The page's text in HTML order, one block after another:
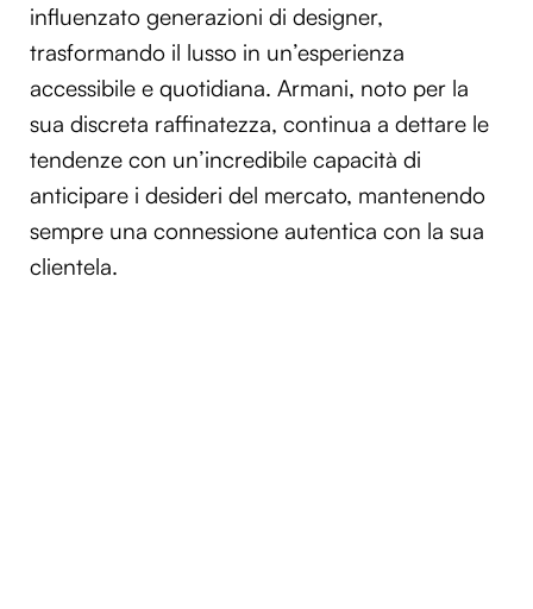
influenzato generazioni di designer,
trasformando il lusso in un’esperienza
accessibile e quotidiana. Armani, noto per la
sua discreta raffinatezza, continua a dettare le
tendenze con un’incredibile capacità di
anticipare i desideri del mercato, mantenendo
sempre una connessione autentica con la sua
clientela.